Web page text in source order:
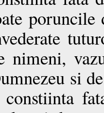
poruncile
nimeni,
si